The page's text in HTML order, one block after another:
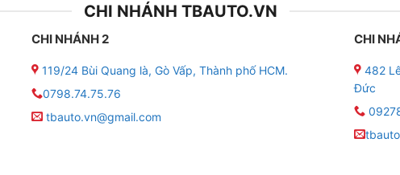
CHI NHÁNH TBAUTO.VN
CHI NHÁNH 2
119/24 Bùi Quang là, Gò Vấp, Thành phố HCM.
0798.74.75.76
tbauto.vn@gmail.com
CHI
482
Đức